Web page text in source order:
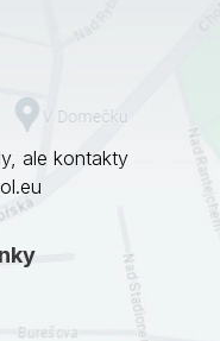
ale kontakty